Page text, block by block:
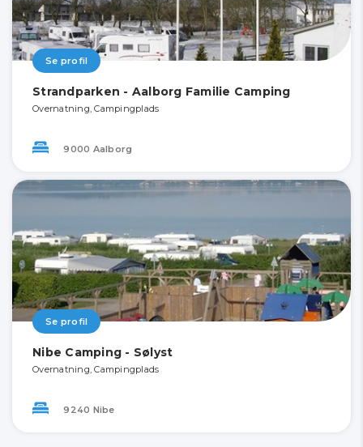
Se profil
Strandparken - Aalborg Familie Camping
Overnatning, Campingplads
9000 Aalborg
Se profil
Nibe Camping - Sølyst
Overnatning, Campingplads
9240 Nibe